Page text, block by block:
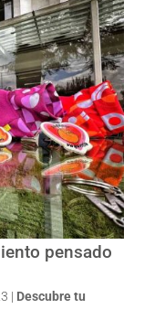
pensado
| Descubre tu